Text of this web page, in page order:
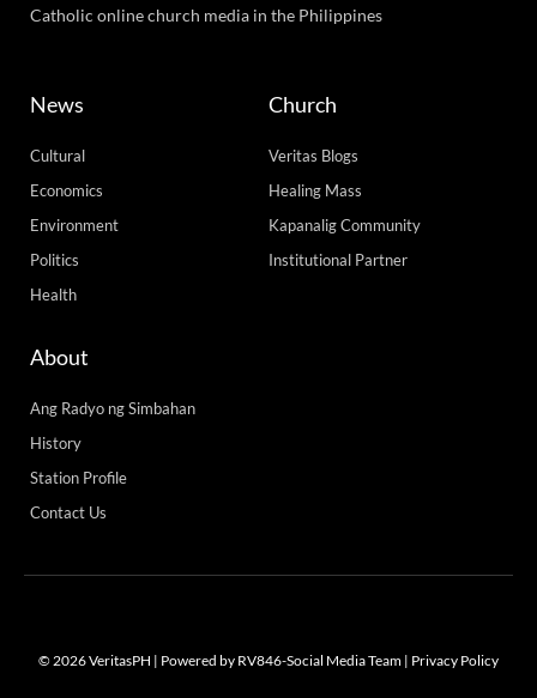
Catholic online church media in the Philippines
News
Cultural
Economics
Environment
Politics
Health
Church
Veritas Blogs
Healing Mass
Kapanalig Community
Institutional Partner
About
Ang Radyo ng Simbahan
History
Station Profile
Contact Us
© 2026 VeritasPH | Powered by RV846-Social Media Team | Privacy Policy